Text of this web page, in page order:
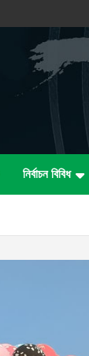
নির্বাচন বিবিধ